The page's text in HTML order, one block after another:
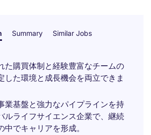
Summary Similar Jobs
た購買体制と経験豊富なチームの
した環境と成長機会を両立できま
業基盤と強力なパイプラインを持
ルライフサイエンス企業で、継続
中でキャリアを形成。